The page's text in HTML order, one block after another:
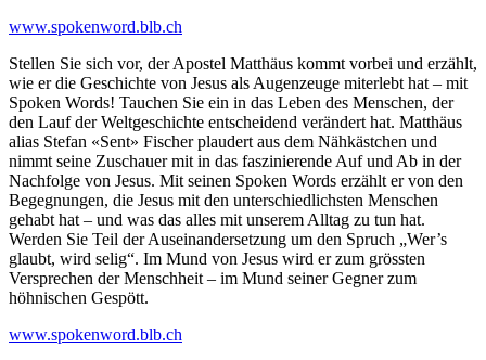
www.spokenword.blb.ch
Stellen Sie sich vor, der Apostel Matthäus kommt vorbei und erzählt,
wie er die Geschichte von Jesus als Augenzeuge miterlebt hat – mit
Spoken Words! Tauchen Sie ein in das Leben des Menschen, der
den Lauf der Weltgeschichte entscheidend verändert hat. Matthäus
alias Stefan «Sent» Fischer plaudert aus dem Nähkästchen und
nimmt seine Zuschauer mit in das faszinierende Auf und Ab in der
Nachfolge von Jesus. Mit seinen Spoken Words erzählt er von den
Begegnungen, die Jesus mit den unterschiedlichsten Menschen
gehabt hat – und was das alles mit unserem Alltag zu tun hat.
Werden Sie Teil der Auseinandersetzung um den Spruch „Wer’s
glaubt, wird selig“. Im Mund von Jesus wird er zum grössten
Versprechen der Menschheit – im Mund seiner Gegner zum
höhnischen Gespött.
www.spokenword.blb.ch